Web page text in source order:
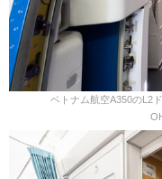
ベトナム航空A350のL2